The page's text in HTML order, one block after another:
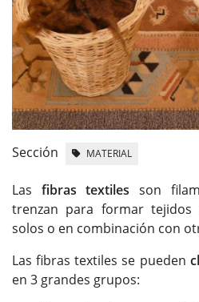
Sección MATERIAL
Las fibras textiles son
trenzan para formar
solos o en combinación con
Las fibras textiles se pueden
en 3 grandes grupos: